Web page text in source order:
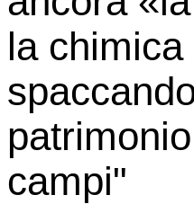
la
campi"